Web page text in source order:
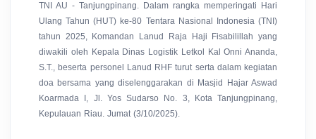
TNI AU - Tanjungpinang. Dalam rangka memperingati Hari
Ulang Tahun (HUT) ke-80 Tentara Nasional Indonesia (TNI)
tahun 2025, Komandan Lanud Raja Haji Fisabilillah yang
diwakili oleh Kepala Dinas Logistik Letkol Kal Onni Ananda,
S.T., beserta personel Lanud RHF turut serta dalam kegiatan
doa bersama yang diselenggarakan di Masjid Hajar Aswad
Koarmada I, Jl. Yos Sudarso No. 3, Kota Tanjungpinang,
Kepulauan Riau. Jumat (3/10/2025).